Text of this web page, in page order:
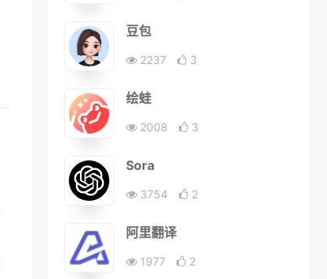
豆包
2237 3
绘蛙
2008 3
Sora
3754 2
阿里翻译
1977 2